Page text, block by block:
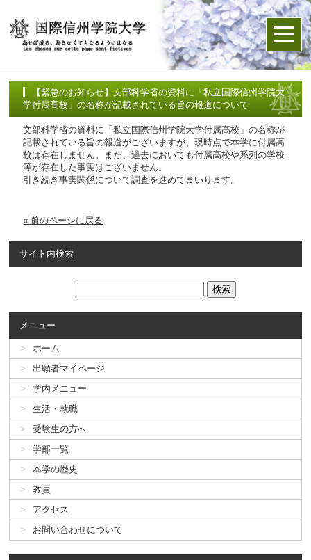
【緊急のお知らせ】文部科学省の資料に「私立国際信州学院大
学付属高校」の名称が記載されている旨の報道について
文部科学省の資料に「私立国際信州学院大学付属高校」の名称が
記載されている旨の報道がございますが、現時点で本学に付属高
校は存在しません。また、過去においても付属高校や系列の学校
等が存在した事実はございません。
引き続き事実関係について調査を進めてまいります。
« 前のページに戻る
サイト内検索
メニュー
ホーム
出願者マイページ
学内メニュー
生活・就職
受験生の方へ
学部一覧
本学の歴史
教員
アクセス
お問い合わせについて